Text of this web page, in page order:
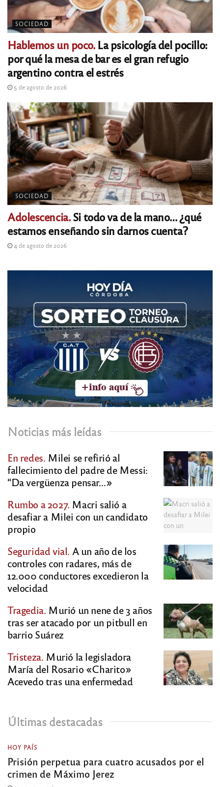
SOCIEDAD
Hablemos un poco.La psicología del pocillo:
por qué la mesa de bar es el gran refugio
argentino contra el estrés
5 de agosto de 2026
SOCIEDAD
Adolescencia.Si todo va de la mano… ¿qué
estamos enseñando sin darnos cuenta?
4 de agosto de 2026
Noticias más leídas
En redes. Milei se refirió al
fallecimiento del padre de Messi:
“Da vergüenza pensar…»
Rumbo a 2027. Macri salió a
desafiar a Milei con un candidato
propio
Seguridad vial. A un año de los
controles con radares, más de
12.000 conductores excedieron la
velocidad
Tragedia. Murió un nene de 3 años
tras ser atacado por un pitbull en
barrio Suárez
Tristeza. Murió la legisladora
María del Rosario «Charito»
Acevedo tras una enfermedad
Últimas destacadas
HOY PAÍS
Prisión perpetua para cuatro acusados por el
crimen de Máximo Jerez